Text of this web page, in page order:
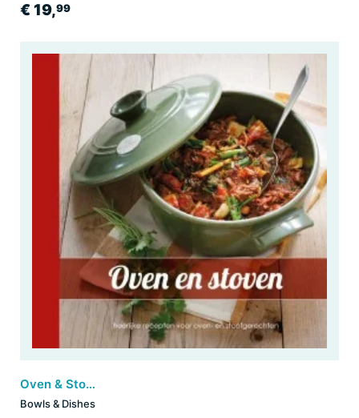
€ 19,99
Oven & Stoven
Bowls & Dishes